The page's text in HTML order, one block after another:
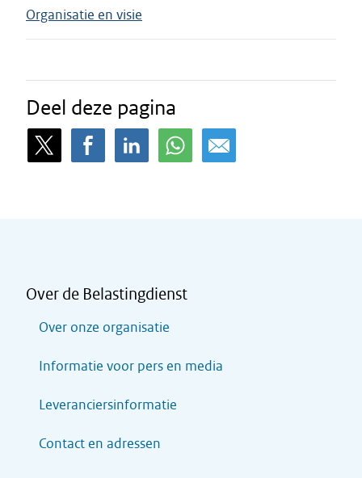
Organisatie en visie
Deel deze pagina
Over de Belastingdienst
Over onze organisatie
Informatie voor pers en media
Leveranciersinformatie
Contact en adressen